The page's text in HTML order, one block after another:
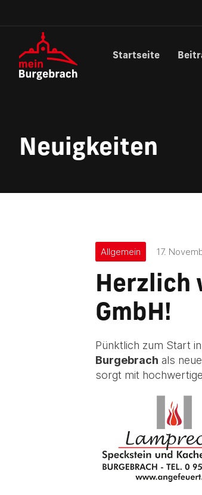
Startseite
Neuigkeiten
Allgemein 17.
Herzlich
GmbH!
Pünktlich zum Start
Burgebrach als
sorgt mit